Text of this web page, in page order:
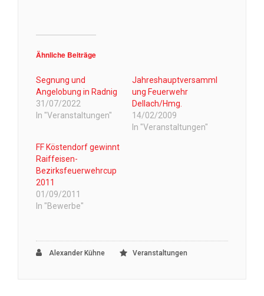
Ähnliche Beiträge
Segnung und
Angelobung in Radnig
31/07/2022
In "Veranstaltungen"
Jahreshauptversamml
ung Feuerwehr
Dellach/Hmg.
14/02/2009
In "Veranstaltungen"
FF Köstendorf gewinnt
Raiffeisen-
Bezirksfeuerwehrcup
2011
01/09/2011
In "Bewerbe"
Alexander Kühne Veranstaltungen